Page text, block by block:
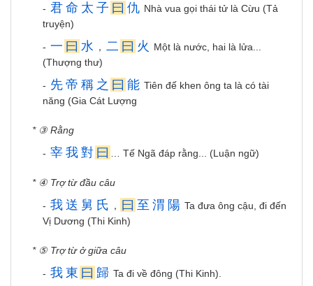
- 君 命 太 子 曰 仇 Nhà vua gọi thái tử là Cừu (Tả
truyện)
- 一 曰 水 ， 二 曰 火 Một là nước, hai là lửa...
(Thượng thư)
- 先 帝 稱 之 曰 能 Tiên đế khen ông ta là có tài
năng (Gia Cát Lượng
* ③ Rằng
- 宰 我 對 曰 … Tế Ngã đáp rằng... (Luận ngữ)
* ④ Trợ từ đầu câu
- 我 送 舅 氏 ， 曰 至 渭 陽 Ta đưa ông cậu, đi đến
Vị Dương (Thi Kinh)
* ⑤ Trợ từ ở giữa câu
- 我 東 曰 歸 Ta đi về đông (Thi Kinh).